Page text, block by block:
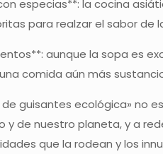
especias**: la cocina
para realzar el sabor de
aunque la sopa es
comida aún más
guisantes ecológica» no
y de nuestro planeta, y a
que la rodean y los